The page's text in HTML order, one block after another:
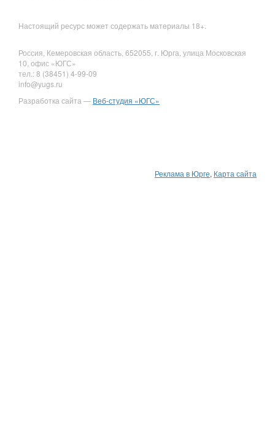
Настоящий ресурс может содержать материалы 18+.
Россия, Кемеровская область, 652055, г. Юрга, улица Московская
10, офис «ЮГС»
тел.: 8 (38451) 4-99-09
info@yugs.ru
Разработка сайта — Веб-студия «ЮГС»
Реклама в Юрге, Карта сайта